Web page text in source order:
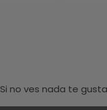
Si no ves nada te